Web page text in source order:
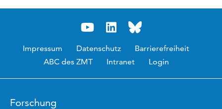
Impressum Datenschutz
Barrierefreiheit
ABC des ZMT
Intranet Login
Forschung